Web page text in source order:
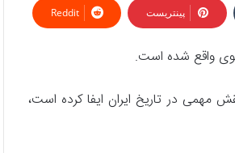
پینتریست Reddit
واقع شده است.
مهمی در تاریخ ایران ایفا کرده است،